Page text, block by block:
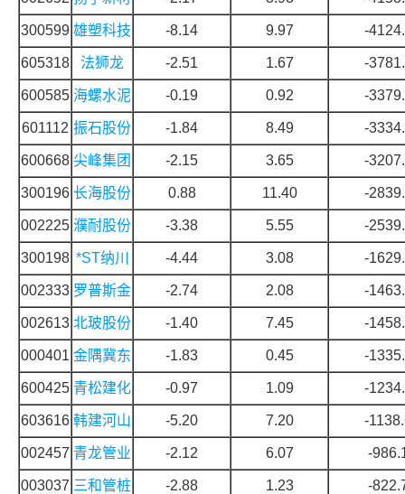
300599 雄塑科技 -8.14 9.97 -
605318 法狮龙 -2.51 1.67 -
600585 海螺水泥 -0.19 0.92 -
601112 振石股份 -1.84 8.49 -
600668 尖峰集团 -2.15 3.65 -
300196 长海股份 0.88 11.40 -
002225 濮耐股份 -3.38 5.55 -
300198 *ST纳川 -4.44 3.08 -
002333 罗普斯金 -2.74 2.08 -
002613 北玻股份 -1.40 7.45 -
000401 金隅冀东 -1.83 0.45 -
600425 青松建化 -0.97 1.09 -
603616 韩建河山 -5.20 7.20 -
002457 青龙管业 -2.12 6.07 -
003037 三和管桩 -2.88 1.23 -